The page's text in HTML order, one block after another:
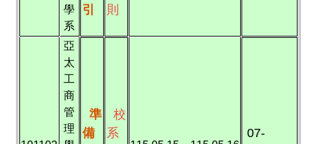
學
系
引
則
亞
太
工
商
管
理
準
備
校
系
07-